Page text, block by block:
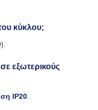
κύκλου;
εξωτερικούς
IP20